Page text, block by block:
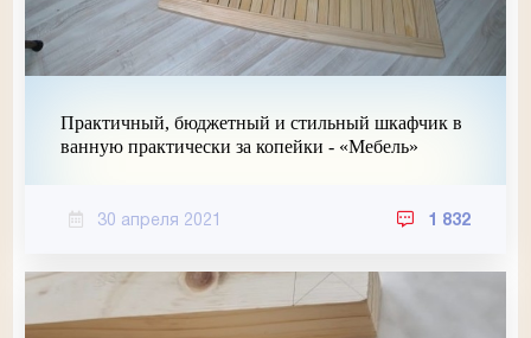
Практичный, бюджетный и стильный шкафчик в
ванную практически за копейки - «Мебель»
30 апреля 2021 1 832